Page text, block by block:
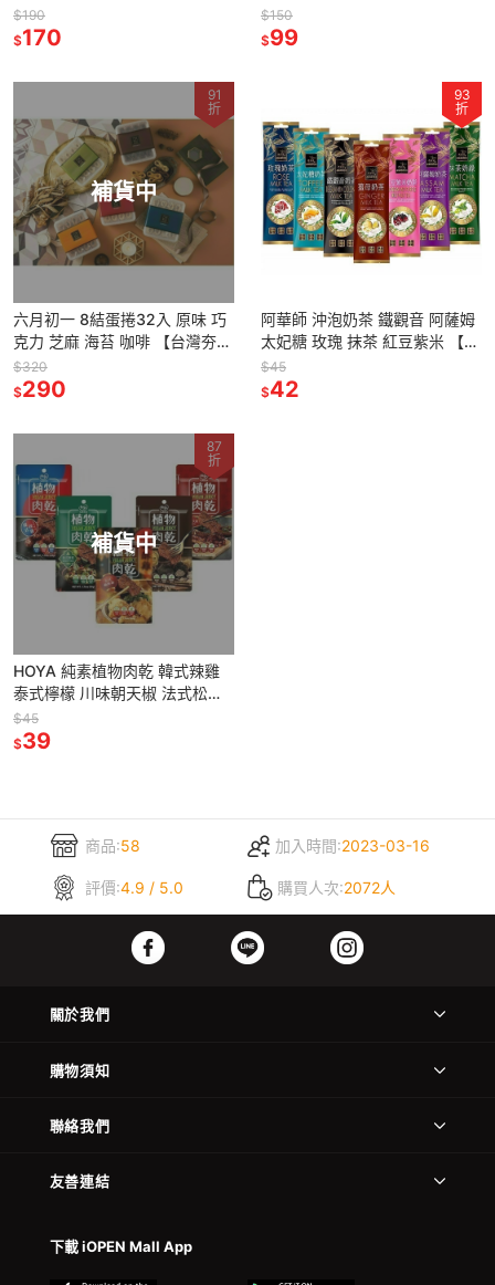
三星蔥櫻花蝦 烏魚子【台灣夯
伴手禮物產館】
$190
$170
90g【台灣夯 伴手禮物產館】
$150
$99
補貨中
91
折
六月初一 8結蛋捲32入 原味 巧
克力 芝麻 海苔 咖啡 【台灣夯
伴手禮物產館】
$320
$290
93
折
阿華師 沖泡奶茶 鐵觀音 阿薩姆
太妃糖 玫瑰 抹茶 紅豆紫米 【台
灣夯 伴手禮物產館】
$45
$42
補貨中
87
折
HOYA 純素植物肉乾 韓式辣雞
泰式檸檬 川味朝天椒 法式松露
台式鹹酥雞【台灣夯 伴手禮物產
館】
$45
$39
商品:58 加入時間:2023-03-16
評價:4.9 / 5.0 購買人次:2072人
關於我們
購物須知
聯絡我們
友善連結
下載 iOPEN Mall App